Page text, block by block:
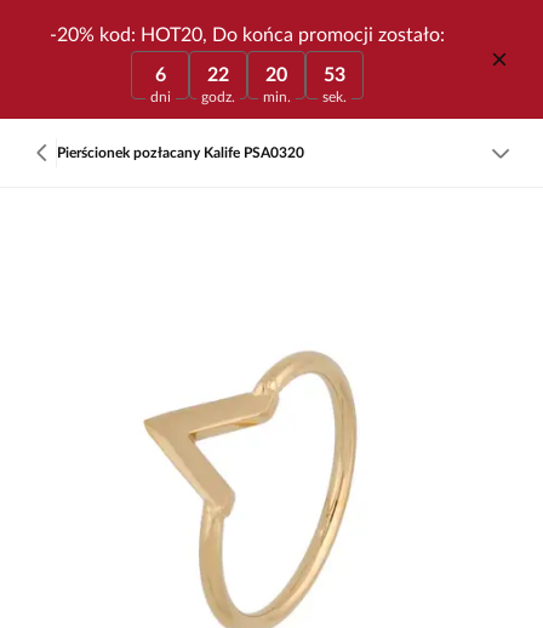
-20% kod: HOT20, Do końca promocji zostało:
6
dni
22
godz.
20
min.
53
sek.
Pierścionek pozłacany Kalife PSA0320